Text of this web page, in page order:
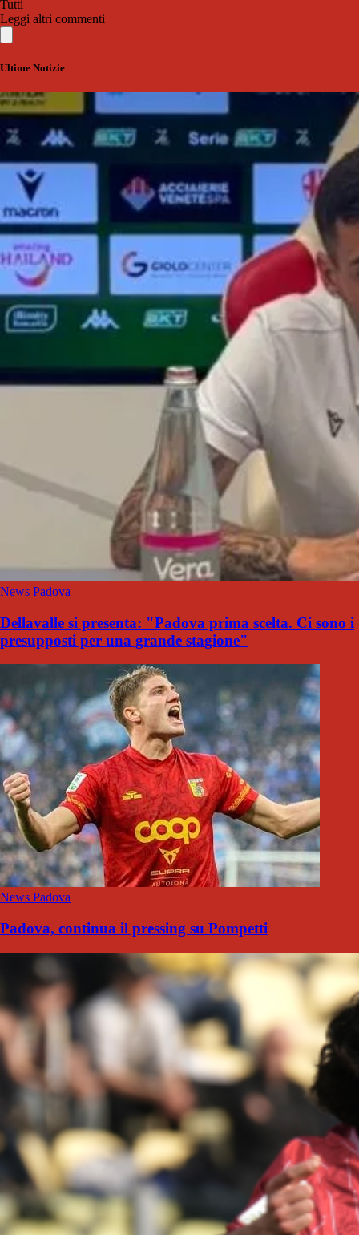
Tutti
Leggi altri commenti
Ultime Notizie
News Padova
Dellavalle si presenta: "Padova prima scelta. Ci sono i
presupposti per una grande stagione"
News Padova
Padova, continua il pressing su Pompetti